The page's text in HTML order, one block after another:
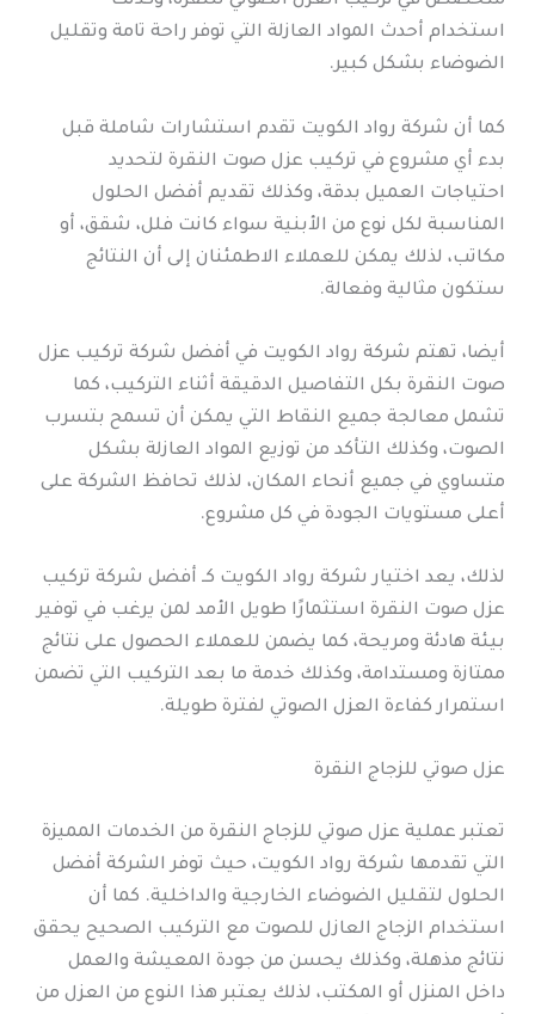
استخدام أحدث المواد العازلة التي توفر راحة تامة وتقليل
الضوضاء بشكل كبير.
كما أن شركة رواد الكويت تقدم استشارات شاملة قبل
بدء أي مشروع في تركيب عزل صوت النقرة لتحديد
احتياجات العميل بدقة، وكذلك تقديم أفضل الحلول
المناسبة لكل نوع من الأبنية سواء كانت فلل، شقق، أو
مكاتب، لذلك يمكن للعملاء الاطمئنان إلى أن النتائج
ستكون مثالية وفعالة.
أيضا، تهتم شركة رواد الكويت في أفضل شركة تركيب عزل
صوت النقرة بكل التفاصيل الدقيقة أثناء التركيب، كما
تشمل معالجة جميع النقاط التي يمكن أن تسمح بتسرب
الصوت، وكذلك التأكد من توزيع المواد العازلة بشكل
متساوي في جميع أنحاء المكان، لذلك تحافظ الشركة على
أعلى مستويات الجودة في كل مشروع.
لذلك، يعد اختيار شركة رواد الكويت كـ أفضل شركة تركيب
عزل صوت النقرة استثمارًا طويل الأمد لمن يرغب في توفير
بيئة هادئة ومريحة، كما يضمن للعملاء الحصول على نتائج
ممتازة ومستدامة، وكذلك خدمة ما بعد التركيب التي تضمن
استمرار كفاءة العزل الصوتي لفترة طويلة.
عزل صوتي للزجاج النقرة
تعتبر عملية عزل صوتي للزجاج النقرة من الخدمات المميزة
التي تقدمها شركة رواد الكويت، حيث توفر الشركة أفضل
الحلول لتقليل الضوضاء الخارجية والداخلية. كما أن
استخدام الزجاج العازل للصوت مع التركيب الصحيح يحقق
نتائج مذهلة، وكذلك يحسن من جودة المعيشة والعمل
داخل المنزل أو المكتب، لذلك يعتبر هذا النوع من العزل من